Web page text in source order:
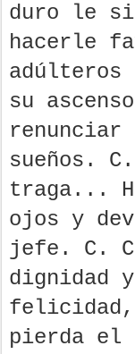
duro le
hacerle
adúlteros
su
sueños.
traga...
ojos y
jefe. C.
dignidad
felicidad,
pierda el